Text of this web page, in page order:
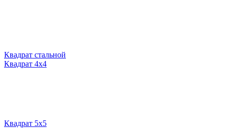
Квадрат стальной
Квадрат 4х4
Квадрат 5х5